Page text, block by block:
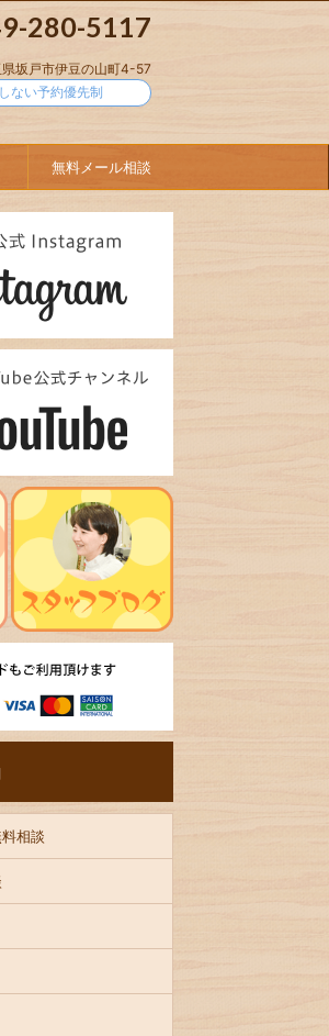
280-5117
坂戸市伊豆の山町4-57
ない予約優先制
無料メール相談
相談